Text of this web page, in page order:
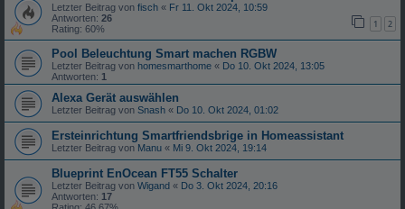
Letzter Beitrag von fisch « Fr 11. Okt 2024, 10:59
Antworten: 26 1 2
Rating: 60%
Pool Beleuchtung Smart machen RGBW
Letzter Beitrag von homesmarthome « Do 10. Okt 2024, 13:05
Antworten: 1
Alexa Gerät auswählen
Letzter Beitrag von Snash « Do 10. Okt 2024, 01:02
Ersteinrichtung Smartfriendsbrige in Homeassistant
Letzter Beitrag von Manu « Mi 9. Okt 2024, 19:14
Blueprint EnOcean FT55 Schalter
Letzter Beitrag von Wigand « Do 3. Okt 2024, 20:16
Antworten: 17